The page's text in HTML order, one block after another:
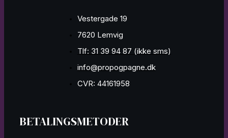
Vestergade 19
7620 Lemvig
Tlf: 31 39 94 87 (ikke sms)
info@propogpagne.dk
CVR: 44161958
BETALINGSMETODER